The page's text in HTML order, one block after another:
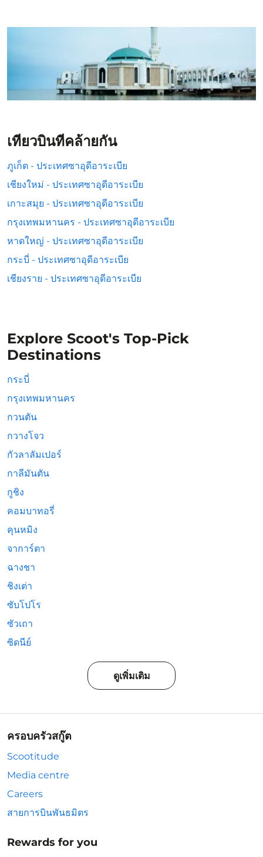
เที่ยวบินที่คล้ายกัน
ภูเก็ต - ประเทศซาอุดีอาระเบีย
เชียงใหม่ - ประเทศซาอุดีอาระเบีย
เกาะสมุย - ประเทศซาอุดีอาระเบีย
กรุงเทพมหานคร - ประเทศซาอุดีอาระเบีย
หาดใหญ่ - ประเทศซาอุดีอาระเบีย
กระบี่ - ประเทศซาอุดีอาระเบีย
เชียงราย - ประเทศซาอุดีอาระเบีย
Explore Scoot's Top-Pick
Destinations
กระบี่
กรุงเทพมหานคร
กวนตัน
กวางโจว
กัวลาลัมเปอร์
กาลีมันตัน
กูชิง
คอมบาทอรี่
คุนหมิง
จาการ์ตา
ฉางชา
ชิงเต่า
ซับโปโร
ซัวเถา
ซิดนีย์
ดูเพิ่มเติม
ครอบครัวสกู๊ต
Scootitude
Media centre
Careers
สายการบินพันธมิตร
Rewards for you